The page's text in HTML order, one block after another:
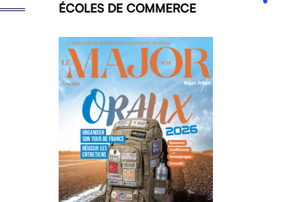
ÉCOLES DE COMMERCE